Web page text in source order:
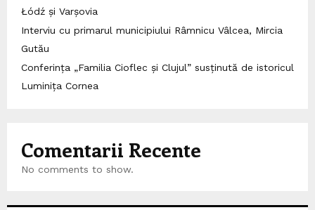
Łódź și Varșovia
Interviu cu primarul municipiului Râmnicu Vâlcea, Mircia
Gutău
Conferința „Familia Cioflec și Clujul” susținută de istoricul
Luminița Cornea
Comentarii Recente
No comments to show.